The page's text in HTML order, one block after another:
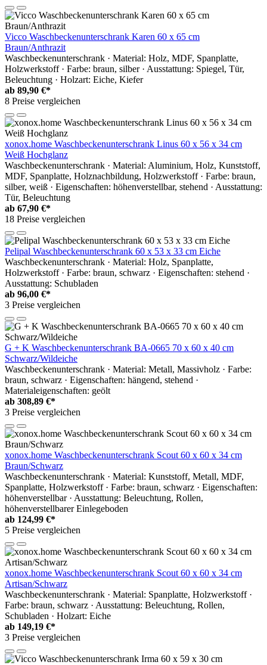
Vicco Waschbeckenunterschrank Karen 60 x 65 cm
Braun/Anthrazit
Waschbeckenunterschrank · Material: Holz, MDF, Spanplatte,
Holzwerkstoff · Farbe: braun, silber · Ausstattung: Spiegel, Tür,
Beleuchtung · Holzart: Eiche, Kiefer
ab 89,90 €*
8 Preise vergleichen
xonox.home Waschbeckenunterschrank Linus 60 x 56 x 34 cm
Weiß Hochglanz
Waschbeckenunterschrank · Material: Aluminium, Holz, Kunststoff,
MDF, Spanplatte, Holznachbildung, Holzwerkstoff · Farbe: braun,
silber, weiß · Eigenschaften: höhenverstellbar, stehend · Ausstattung:
Tür, Beleuchtung
ab 67,90 €*
18 Preise vergleichen
Pelipal Waschbeckenunterschrank 60 x 53 x 33 cm Eiche
Waschbeckenunterschrank · Material: Holz, Spanplatte,
Holzwerkstoff · Farbe: braun, schwarz · Eigenschaften: stehend ·
Ausstattung: Schubladen
ab 96,00 €*
3 Preise vergleichen
G + K Waschbeckenunterschrank BA-0665 70 x 60 x 40 cm
Schwarz/Wildeiche
Waschbeckenunterschrank · Material: Metall, Massivholz · Farbe:
braun, schwarz · Eigenschaften: hängend, stehend ·
Materialeigenschaften: geölt
ab 308,89 €*
3 Preise vergleichen
xonox.home Waschbeckenunterschrank Scout 60 x 60 x 34 cm
Braun/Schwarz
Waschbeckenunterschrank · Material: Kunststoff, Metall, MDF,
Spanplatte, Holzwerkstoff · Farbe: braun, schwarz · Eigenschaften:
höhenverstellbar · Ausstattung: Beleuchtung, Rollen,
höhenverstellbarer Einlegeboden
ab 124,99 €*
5 Preise vergleichen
xonox.home Waschbeckenunterschrank Scout 60 x 60 x 34 cm
Artisan/Schwarz
Waschbeckenunterschrank · Material: Spanplatte, Holzwerkstoff ·
Farbe: braun, schwarz · Ausstattung: Beleuchtung, Rollen,
Schubladen · Holzart: Eiche
ab 149,19 €*
3 Preise vergleichen